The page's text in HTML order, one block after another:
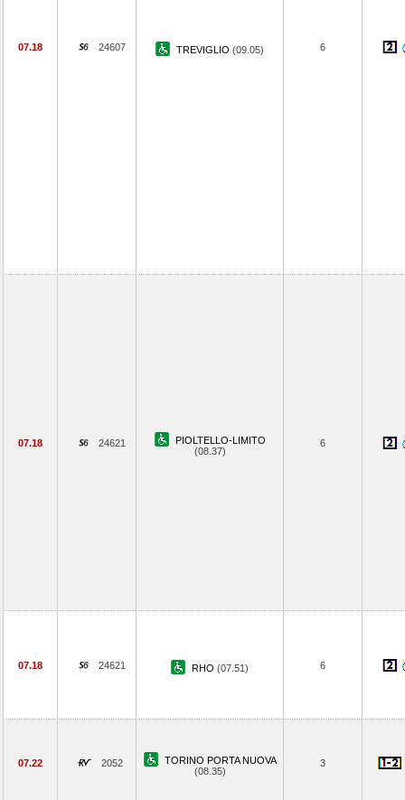
07.18 24607 TREVIGLIO (09.05) 6
07.18 24621
PIOLTELLO-LIMITO
(08.37)
6
07.18 24621 RHO (07.51) 6
07.22 2052
TORINO PORTA NUOVA
(08.35)
3